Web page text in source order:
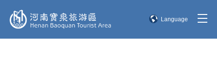
Language